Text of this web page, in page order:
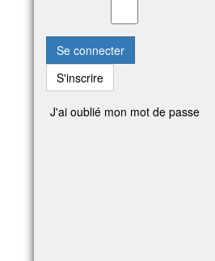
Se connecter
S'inscrire
J'ai oublié mon mot de passe